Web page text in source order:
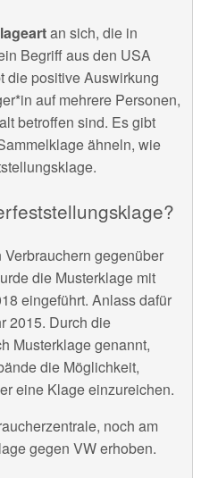
an sich, die in
Begriff aus den USA
die positive Auswirkung
auf mehrere Personen,
betroffen sind. Es gibt
ähneln, wie
gegenüber
die Musterklage mit
eingeführt. Anlass dafür
2015. Durch die
Musterklage genannt,
die Möglichkeit,
eine Klage einzureichen.
noch am
gegen VW erhoben.